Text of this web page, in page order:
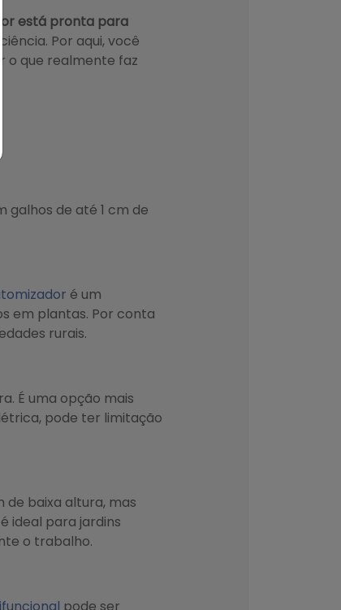
está pronta para
Por aqui, você
o que realmente faz
galhos de até 1 cm de
é um
em plantas. Por conta
rurais.
É uma opção mais
pode ter limitação
baixa altura, mas
ideal para jardins
o trabalho.